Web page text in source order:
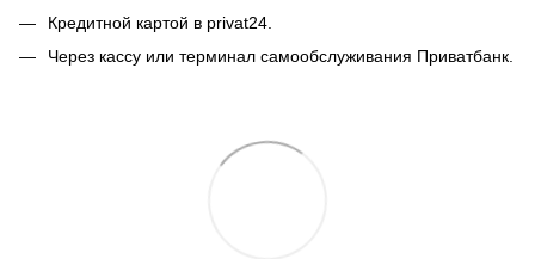
Кредитной картой в privat24.
Через кассу или терминал самообслуживания Приватбанк.